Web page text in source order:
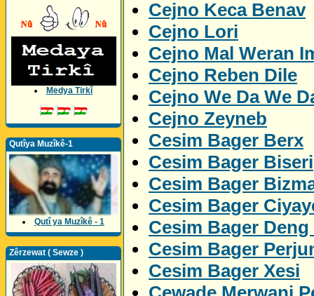
Medya Tirkî
Qutîya Muzîkê-1
Qutî ya Muzîkê - 1
Zêrzewat ( Sewze )
Cejno Keca Benav
Cejno Lori
Cejno Mal Weran
Cejno Reben Dile
Cejno We Da We
Cejno Zeyneb
Cesim Bager Berx
Cesim Bager Biseri
Cesim Bager
Cesim Bager
Cesim Bager
Cesim Bager
Cesim Bager Xesi